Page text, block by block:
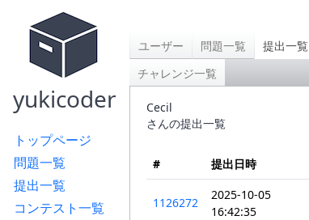
yukicoder
トップページ
問題一覧
提出一覧
コンテスト一覧
ユーザー 問題一覧 提出一覧
チャレンジ一覧
Cecil
さんの提出一覧
# 提出日時
1126272
2025-10-05
16:42:35